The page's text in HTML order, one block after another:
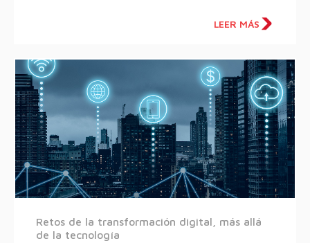
LEER MÁS
Retos de la transformación digital, más allá
de la tecnología